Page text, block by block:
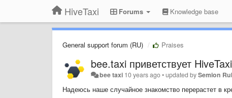
HiveTaxi Forums Knowledge base
General support forum (RU) Praises
bee.taxi приветствует HiveTaxi
bee taxi 10 years ago•updated bySemion
Надеюсь наше случайное знакомство перерастет в